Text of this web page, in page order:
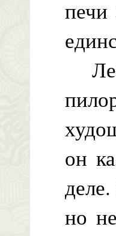
он
но